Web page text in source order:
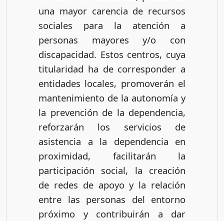
una mayor carencia de recursos
sociales para la atención a
personas mayores y/o con
discapacidad. Estos centros, cuya
titularidad ha de corresponder a
entidades locales, promoverán el
mantenimiento de la autonomía y
la prevención de la dependencia,
reforzarán los servicios de
asistencia a la dependencia en
proximidad, facilitarán la
participación social, la creación
de redes de apoyo y la relación
entre las personas del entorno
próximo y contribuirán a dar